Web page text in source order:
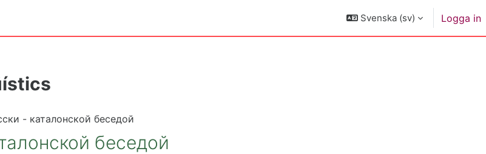
Svenska ‎(sv)‎ Logga in
- каталонской беседой
беседой